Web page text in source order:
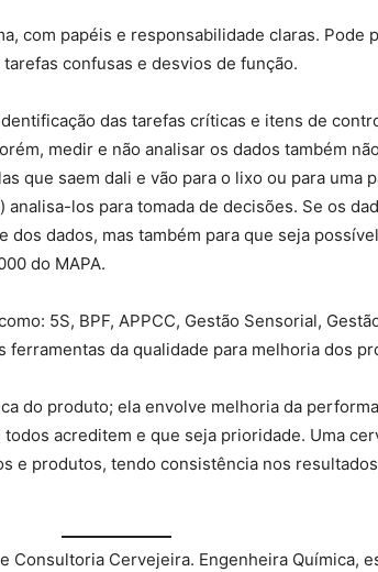
com papéis e responsabilidade claras. Pode
confusas e desvios de função.
das tarefas críticas e itens de
medir e não analisar os dados também
que saem dali e vão para o lixo ou para uma
los para tomada de decisões. Se os
dados, mas também para que seja
do MAPA.
5S, BPF, APPCC, Gestão Sensorial,
da qualidade para melhoria dos
do produto; ela envolve melhoria da
acreditem e que seja prioridade. Uma
e produtos, tendo consistência nos
Consultoria Cervejeira. Engenheira Química,